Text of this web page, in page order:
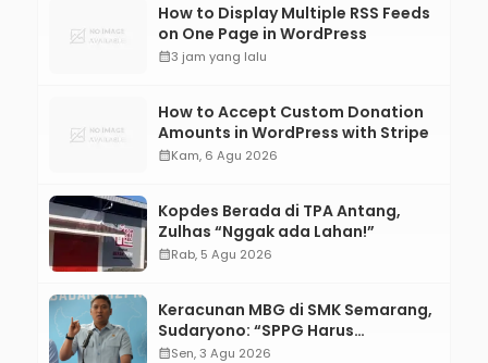
How to Display Multiple RSS Feeds
on One Page in WordPress
calendar_month3 jam yang lalu
How to Accept Custom Donation
Amounts in WordPress with Stripe
calendar_monthKam, 6 Agu 2026
Kopdes Berada di TPA Antang,
Zulhas “Nggak ada Lahan!”
calendar_monthRab, 5 Agu 2026
Keracunan MBG di SMK Semarang,
Sudaryono: “SPPG Harus
Bertanggung Jawab!”
calendar_monthSen, 3 Agu 2026